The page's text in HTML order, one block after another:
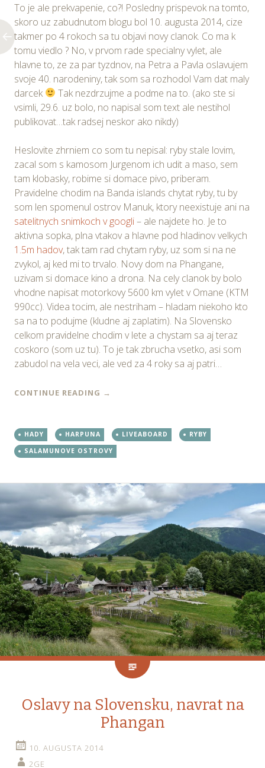
To je ale prekvapenie, co?! Posledny prispevok na tomto,
skoro uz zabudnutom blogu bol 10. augusta 2014, cize
takmer po 4 rokoch sa tu objavi novy clanok. Co ma k
tomu viedlo ? No, v prvom rade specialny vylet, ale
hlavne to, ze za par tyzdnov, na Petra a Pavla oslavujem
svoje 40. narodeniny, tak som sa rozhodol Vam dat maly
darcek
Tak nezdrzujme a podme na to. (ako ste si
vsimli, 29.6. uz bolo, no napisal som text ale nestihol
publikovat…tak radsej neskor ako nikdy)
Heslovite zhrniem co som tu nepisal: ryby stale lovim,
zacal som s kamosom Jurgenom ich udit a maso, sem
tam klobasky, robime si domace pivo, priberam.
Pravidelne chodim na Banda islands chytat ryby, tu by
som len spomenul ostrov Manuk, ktory neexistuje ani na
satelitnych snimkoch v googli– ale najdete ho. Je to
aktivna sopka, plna vtakov a hlavne pod hladinov velkych
1.5m hadov, tak tam rad chytam ryby, uz som si na ne
zvykol, aj ked mi to trvalo. Novy dom na Phangane,
uzivam si domace kino a drona. Na cely clanok by bolo
vhodne napisat motorkovy 5600 km vylet v Omane (KTM
990cc). Videa tocim, ale nestriham – hladam niekoho kto
sa na to podujme (kludne aj zaplatim). Na Slovensko
celkom pravidelne chodim v lete a chystam sa aj teraz
coskoro (som uz tu). To je tak zbrucha vsetko, asi som
zabudol na vela veci, ale ved za 4 roky sa aj patri…
CONTINUE READING →
HADY HARPUNA LIVEABOARD
RYBY
SALAMUNOVE OSTROVY
Oslavy na Slovensku, navrat na
Phangan
10. AUGUSTA 2014
2GE